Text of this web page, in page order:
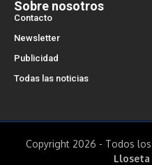
Sobre nosotros
Contacto
Newsletter
Publicidad
Todas las noticias
Copyright 2026 - Todos
Lloseta